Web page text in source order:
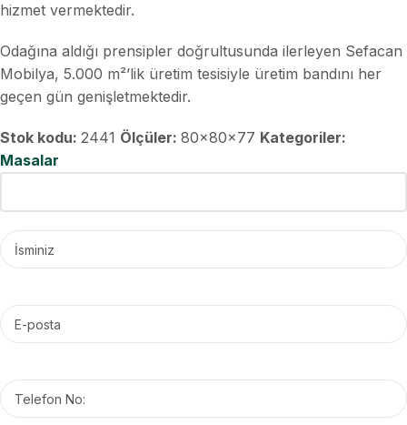
hizmet vermektedir.
Odağına aldığı prensipler doğrultusunda ilerleyen Sefacan
Mobilya, 5.000 m²’lik üretim tesisiyle üretim bandını her
geçen gün genişletmektedir.
Stok kodu: 2441 Ölçüler: 80x80x77 Kategoriler:
Masalar